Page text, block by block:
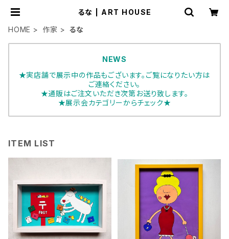
るな | ART HOUSE
HOME
作家 るな
NEWS
★実店舗で展示中の作品もございます。ご覧になりたい方は
ご連絡ください。
★通販はご注文いただき次第お送り致します。
★展示会カテゴリーからチェック★
ITEM LIST